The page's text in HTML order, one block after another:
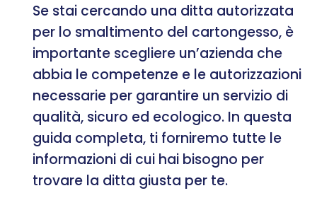
Se stai cercando una ditta autorizzata
per lo smaltimento del cartongesso, è
importante scegliere un’azienda che
abbia le competenze e le autorizzazioni
necessarie per garantire un servizio di
qualità, sicuro ed ecologico. In questa
guida completa, ti forniremo tutte le
informazioni di cui hai bisogno per
trovare la ditta giusta per te.